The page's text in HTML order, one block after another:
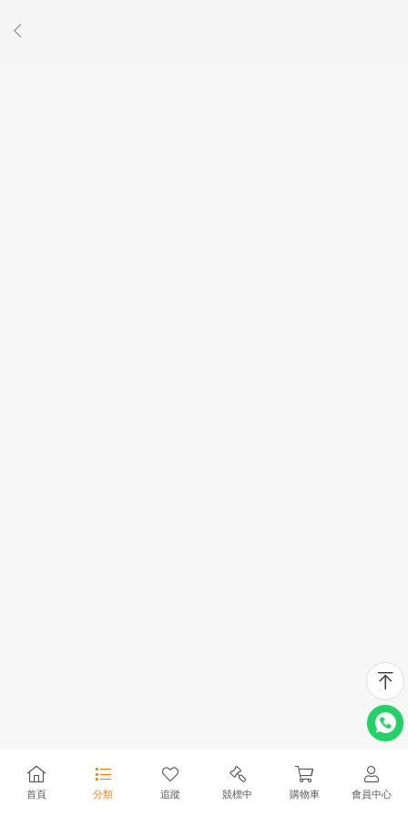
首頁 分類 追蹤 競標中 購物車 會員中心